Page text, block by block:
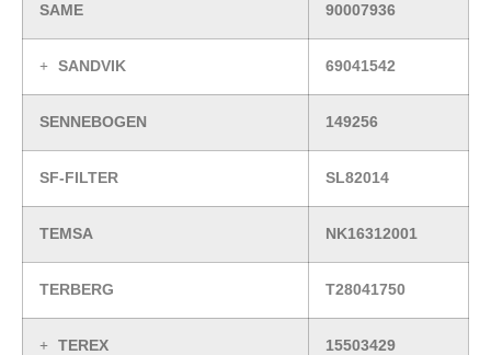
SAME 90007936
SANDVIK 69041542
SENNEBOGEN 149256
SF-FILTER SL82014
TEMSA NK16312001
TERBERG T28041750
TEREX 15503429